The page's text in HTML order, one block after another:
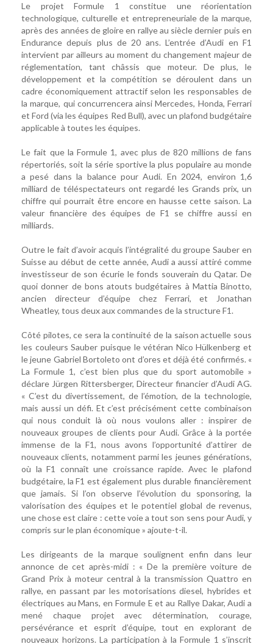
Le projet Formule 1 constitue une réorientation
technologique, culturelle et entrepreneuriale de la marque,
après des années de gloire en rallye au siècle dernier puis en
Endurance depuis plus de 20 ans. L’entrée d’Audi en F1
intervient par ailleurs au moment du changement majeur de
réglementation, tant châssis que moteur. De plus, le
développement et la compétition se déroulent dans un
cadre économiquement attractif selon les responsables de
la marque, qui concurrencera ainsi Mercedes, Honda, Ferrari
et Ford (via les équipes Red Bull), avec un plafond budgétaire
applicable à toutes les équipes.
Le fait que la Formule 1, avec plus de 820 millions de fans
répertoriés, soit la série sportive la plus populaire au monde
a pesé dans la balance pour Audi. En 2024, environ 1,6
milliard de téléspectateurs ont regardé les Grands prix, un
chiffre qui pourrait être encore en hausse cette saison. La
valeur financière des équipes de F1 se chiffre aussi en
milliards.
Outre le fait d’avoir acquis l’intégralité du groupe Sauber en
Suisse au début de cette année, Audi a aussi attiré comme
investisseur de son écurie le fonds souverain du Qatar. De
quoi donner de bons atouts budgétaires à Mattia Binotto,
ancien directeur d’équipe chez Ferrari, et Jonathan
Wheatley, tous deux aux commandes de la structure F1.
Côté pilotes, ce sera la continuité de la saison actuelle sous
les couleurs Sauber puisque le vétéran Nico Hülkenberg et
le jeune Gabriel Bortoleto ont d’ores et déjà été confirmés. «
La Formule 1, c’est bien plus que du sport automobile »
déclare Jürgen Rittersberger, Directeur financier d’Audi AG.
« C’est du divertissement, de l’émotion, de la technologie,
mais aussi un défi. Et c’est précisément cette combinaison
qui nous conduit là où nous voulons aller : inspirer de
nouveaux groupes de clients pour Audi. Grâce à la portée
immense de la F1, nous avons l’opportunité d’attirer de
nouveaux clients, notamment parmi les jeunes générations,
où la F1 connaît une croissance rapide. Avec le plafond
budgétaire, la F1 est également plus durable financièrement
que jamais. Si l’on observe l’évolution du sponsoring, la
valorisation des équipes et le potentiel global de revenus,
une chose est claire : cette voie a tout son sens pour Audi, y
compris sur le plan économique » ajoute-t-il.
Les dirigeants de la marque soulignent enfin dans leur
annonce de cet après-midi : « De la première voiture de
Grand Prix à moteur central à la transmission Quattro en
rallye, en passant par les motorisations diesel, hybrides et
électriques au Mans, en Formule E et au Rallye Dakar, Audi a
mené chaque projet avec détermination, courage,
persévérance et esprit d’équipe, tout en explorant de
nouveaux horizons. La participation à la Formule 1 s’inscrit